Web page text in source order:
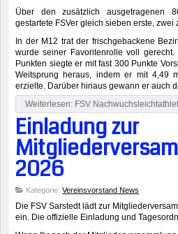
Über den zusätzlich ausgetragenen
gestartete FSVer gleich sieben erste,
In der M12 trat der frischgebackene
wurde seiner Favoritenrolle voll
Punkten siegte er mit fast 300 Punkte
Weitsprung heraus, indem er mit 4,49
erzielte. Darüber hinaus gewann er auch
Weiterlesen: FSV
Einladung zur
2026
Kategorie: Vereinsvorstand News
Die FSV Sarstedt lädt zur
ein. Die offizielle Einladung und